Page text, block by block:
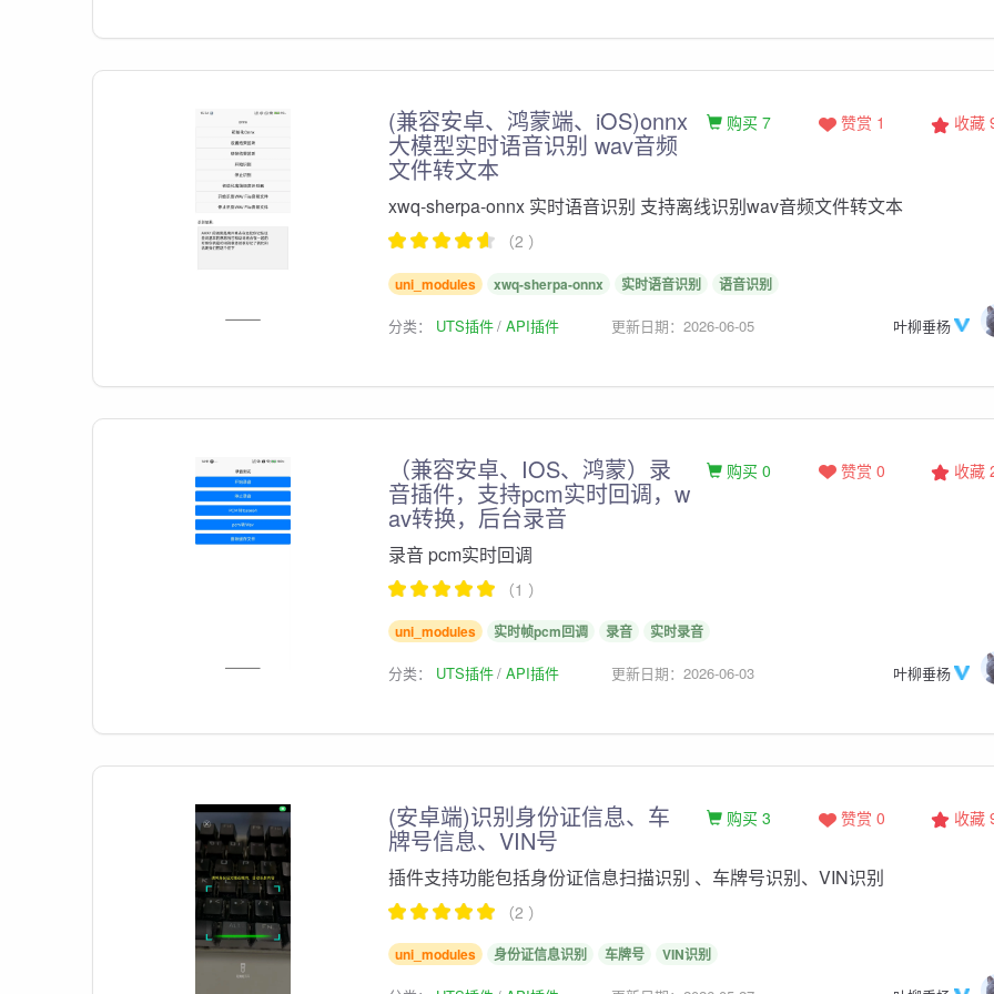
(兼容安卓、鸿蒙端、iOS)onnx
大模型实时语音识别 wav音频
文件转文本
收藏
赞赏 1
购买 7
xwq-sherpa-onnx 实时语音识别 支持离线识别wav音频文件转文本
（2 ）
uni_modules xwq-sherpa-onnx 实时语音识别 语音识别
分类： UTS插件 API插件 更新日期：2026-06-05 叶柳垂杨
（兼容安卓、IOS、鸿蒙）录
音插件，支持pcm实时回调，w
av转换，后台录音
收藏
赞赏 0
购买 0
录音 pcm实时回调
（1 ）
uni_modules 实时帧pcm回调 录音 实时录音
分类： UTS插件 API插件 更新日期：2026-06-03 叶柳垂杨
(安卓端)识别身份证信息、车
牌号信息、VIN号
收藏
赞赏 0
购买 3
插件支持功能包括身份证信息扫描识别 、车牌号识别、VIN识别
（2 ）
uni_modules 身份证信息识别 车牌号 VIN识别